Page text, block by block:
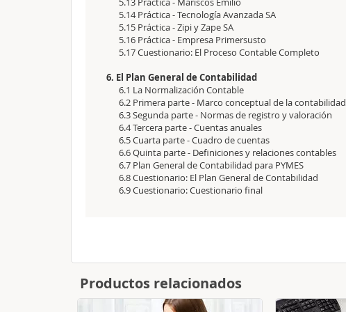
5.14 Práctica - Tecnología Avanzada SA
5.15 Práctica - Zipi y Zape SA
5.16 Práctica - Empresa Primersusto
5.17 Cuestionario: El Proceso Contable Completo
6. El Plan General de Contabilidad
6.1 La Normalización Contable
6.2 Primera parte - Marco conceptual de la contabilidad
6.3 Segunda parte - Normas de registro y valoración
6.4 Tercera parte - Cuentas anuales
6.5 Cuarta parte - Cuadro de cuentas
6.6 Quinta parte - Definiciones y relaciones contables
6.7 Plan General de Contabilidad para PYMES
6.8 Cuestionario: El Plan General de Contabilidad
6.9 Cuestionario: Cuestionario final
Productos relacionados